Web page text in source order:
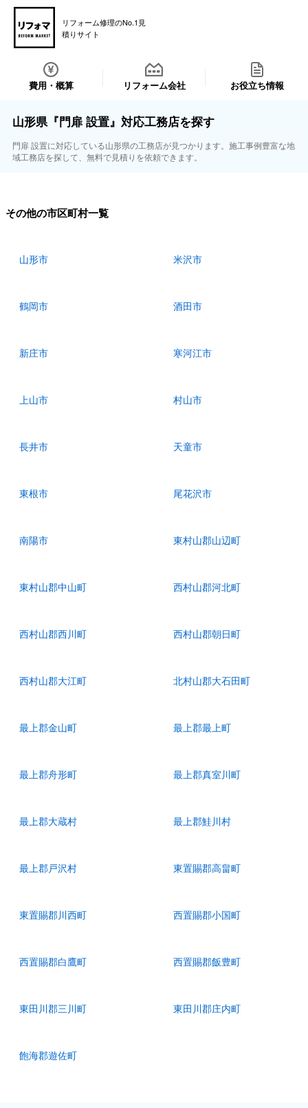
リフォーム修理のNo.1見
積りサイト
費用・概算 リフォーム会社 お役立ち情報
山形県『門扉 設置』対応工務店を探す
門扉 設置に対応している山形県の工務店が見つかります。施工事例豊富な地
域工務店を探して、無料で見積りを依頼できます。
その他の市区町村一覧
山形市 米沢市
鶴岡市 酒田市
新庄市 寒河江市
上山市 村山市
長井市 天童市
東根市 尾花沢市
南陽市 東村山郡山辺町
東村山郡中山町 西村山郡河北町
西村山郡西川町 西村山郡朝日町
西村山郡大江町 北村山郡大石田町
最上郡金山町 最上郡最上町
最上郡舟形町 最上郡真室川町
最上郡大蔵村 最上郡鮭川村
最上郡戸沢村 東置賜郡高畠町
東置賜郡川西町 西置賜郡小国町
西置賜郡白鷹町 西置賜郡飯豊町
東田川郡三川町 東田川郡庄内町
飽海郡遊佐町